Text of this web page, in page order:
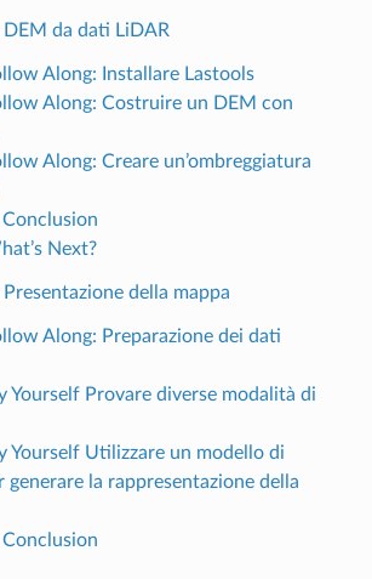
DEM da dati LiDAR
Along: Installare Lastools
Along: Costruire un DEM con
Along: Creare un’ombreggiatura
Next?
Presentazione della mappa
Along: Preparazione dei dati
Yourself Provare diverse modalità di
Yourself Utilizzare un modello di
generare la rappresentazione della